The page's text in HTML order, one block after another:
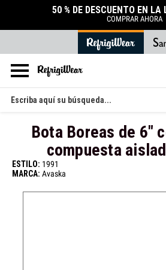
Ir al
50 % DE DESCUENTO EN LA
COMPRAR AHORA
Buscar
en
Bota Boreas de 6"
compuesta
ESTILO: 1991
MARCA: Avaska